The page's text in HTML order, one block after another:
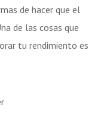
de hacer que el
de las cosas que
tu rendimiento es